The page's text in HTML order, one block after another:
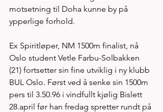
motsetning til Doha kunne by på
ypperlige forhold.
Ex Spiritløper, NM 1500m finalist, nå
Oslo student Vetle Farbu-Solbakken
(21) fortsetter sin fine utviklig i ny klubb
BUL Oslo. Først ved å senke sin 1500m
pers til 3.50.96 i vindfullt kjølig Bislett
28.april før han fredag spretter rundt på